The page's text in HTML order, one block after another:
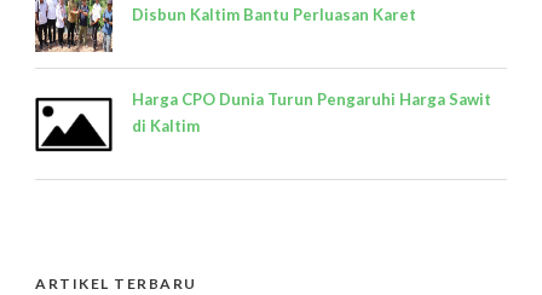
Disbun Kaltim Bantu Perluasan Karet
Harga CPO Dunia Turun Pengaruhi Harga Sawit
di Kaltim
ARTIKEL TERBARU